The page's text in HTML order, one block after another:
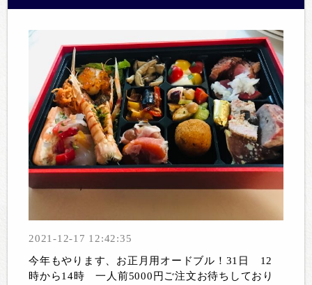
2021-12-17 12:42:35
今年もやります、お正月用オードブル！31日 12
時から14時 一人前5000円ご注文お待ちしており